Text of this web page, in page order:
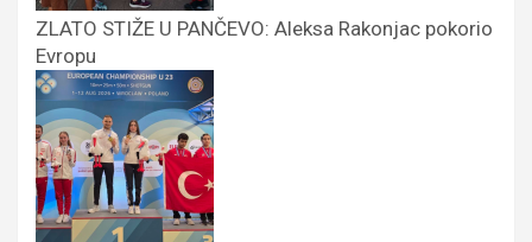
ZLATO STIŽE U PANČEVO: Aleksa Rakonjac pokorio
Evropu